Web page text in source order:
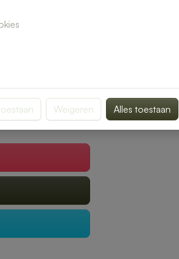
Van knapperige
precies
jij kunt genieten
en laat je
Weigeren Alles toestaan